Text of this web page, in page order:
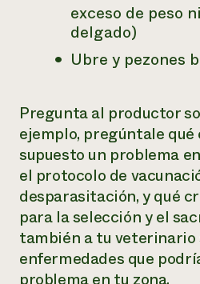
exceso de peso
delgado)
Ubre y pezones
Pregunta al productor
ejemplo, pregúntale
supuesto un problema
el protocolo de
desparasitación, y qué
para la selección y el
también a tu veterinario
enfermedades que